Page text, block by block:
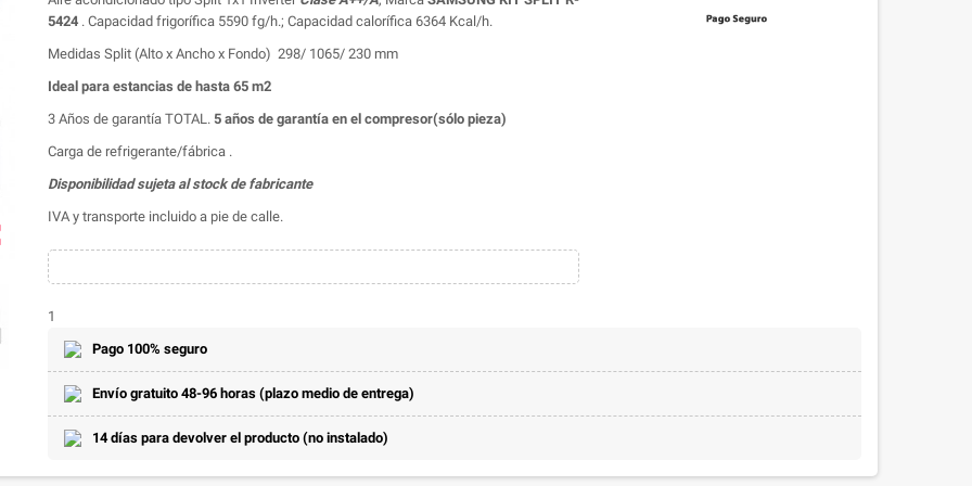
5424 . Capacidad frigorífica 5590 fg/h.; Capacidad calorífica 6364 Kcal/h.
Medidas Split (Alto x Ancho x Fondo) 298/ 1065/ 230 mm
Ideal para estancias de hasta 65 m2
3 Años de garantía TOTAL. 5 años de garantía en el compresor(sólo pieza)
Carga de refrigerante/fábrica .
Disponibilidad sujeta al stock de fabricante
IVA y transporte incluido a pie de calle.
1
Pago 100% seguro
Envío gratuito 48-96 horas (plazo medio de entrega)
14 días para devolver el producto (no instalado)